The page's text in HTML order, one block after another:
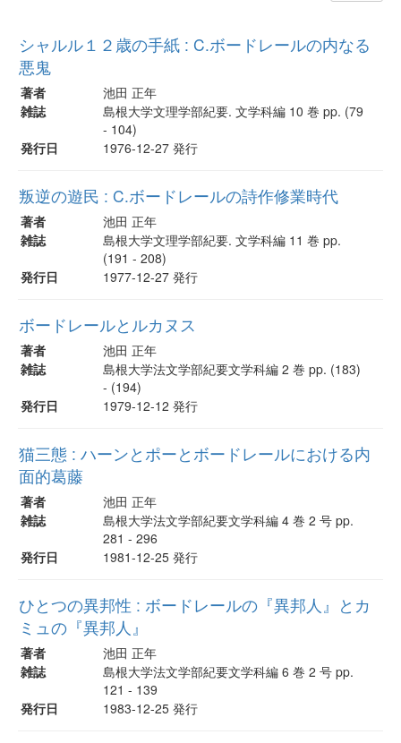
シャルル１２歳の手紙 : C.ボードレールの内なる
悪鬼
著者
池田 正年
雑誌
島根大学文理学部紀要. 文学科編 10 巻 pp. (79
- 104)
発行日
1976-12-27 発行
叛逆の遊民 : C.ボードレールの詩作修業時代
著者
池田 正年
雑誌
島根大学文理学部紀要. 文学科編 11 巻 pp.
(191 - 208)
発行日
1977-12-27 発行
ボードレールとルカヌス
著者
池田 正年
雑誌
島根大学法文学部紀要文学科編 2 巻 pp. (183)
- (194)
発行日
1979-12-12 発行
猫三態 : ハーンとポーとボードレールにおける内
面的葛藤
著者
池田 正年
雑誌
島根大学法文学部紀要文学科編 4 巻 2 号 pp.
281 - 296
発行日
1981-12-25 発行
ひとつの異邦性 : ボードレールの『異邦人』とカ
ミュの『異邦人』
著者
池田 正年
雑誌
島根大学法文学部紀要文学科編 6 巻 2 号 pp.
121 - 139
発行日
1983-12-25 発行